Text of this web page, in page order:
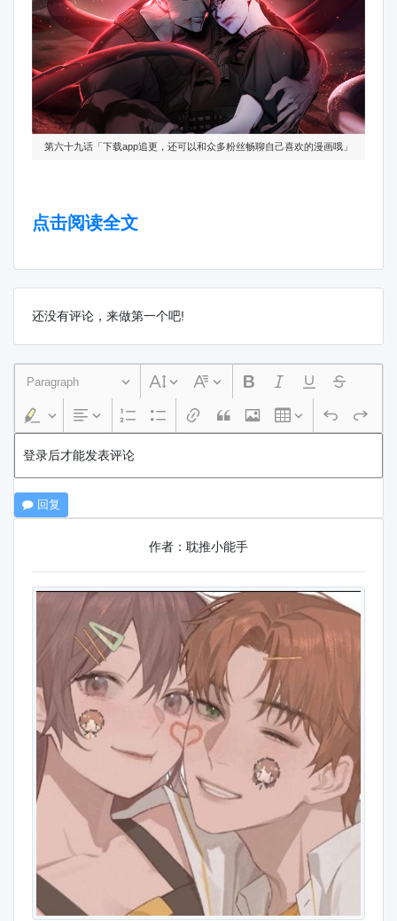
第六十九话「下载app追更，还可以和众多粉丝畅聊自己喜欢的漫画哦」
点击阅读全文
还没有评论，来做第一个吧!
Paragraph
登录后才能发表评论
回复
作者：耽推小能手